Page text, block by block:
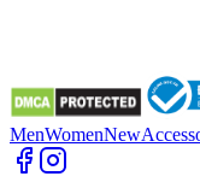
MenWomenNew